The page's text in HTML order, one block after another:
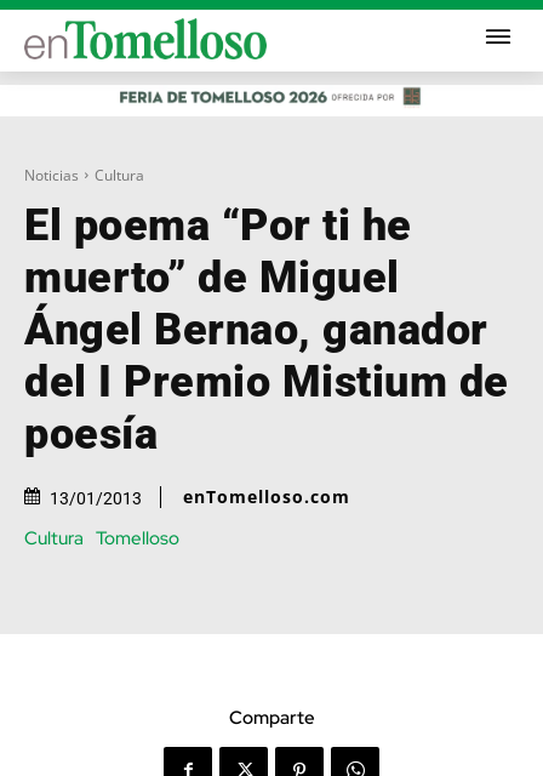
Noticias Cultura
El poema “Por ti he
muerto” de Miguel
Ángel Bernao, ganador
del I Premio Mistium de
poesía
13/01/2013 enTomelloso.com
Cultura Tomelloso
Comparte